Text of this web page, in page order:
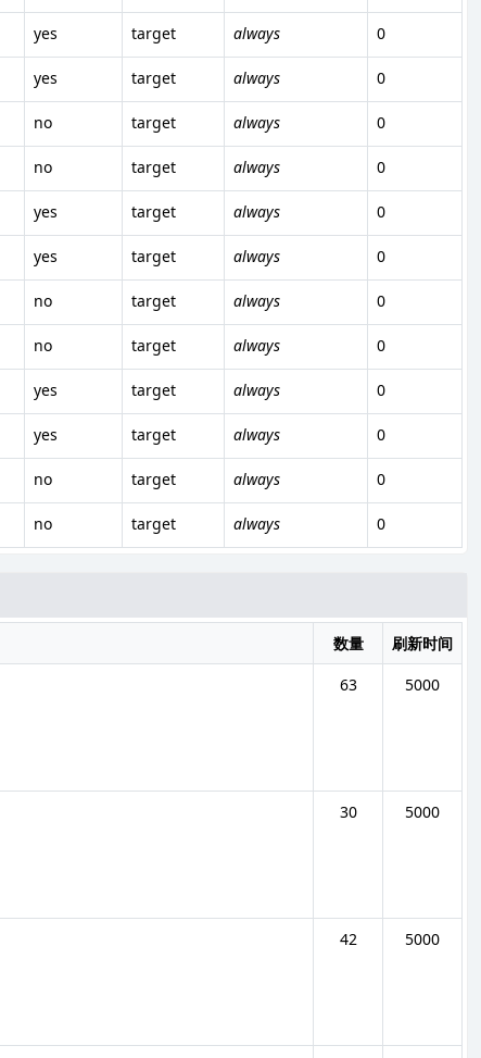
yes target always 0
yes target always 0
no target always 0
no target always 0
yes target always 0
yes target always 0
no target always 0
no target always 0
yes target always 0
yes target always 0
no target always 0
no target always 0
数量
刷新时间
63 5000
30 5000
42 5000